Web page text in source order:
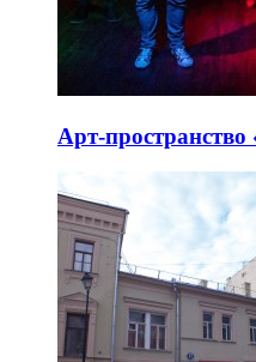
Арт-пространство